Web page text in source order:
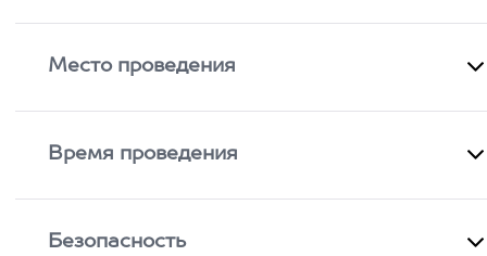
Место проведения
Время проведения
Безопасность